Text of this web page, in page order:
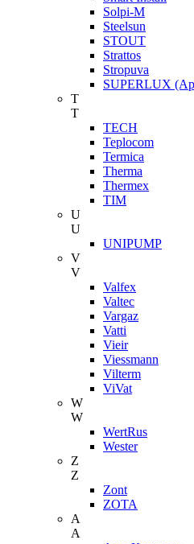
Solpi-M
Steelsun
STOUT
Strattos
Stropuva
SUPERLUX
T
T
TECH
Teplocom
Termica
Therma
Thermex
TIM
U
U
UNIPUMP
V
V
Valfex
Valtec
Vargaz
Vatti
Vieir
Viessmann
Vilterm
ViVat
W
W
WertRus
Wester
Z
Z
Zont
ZOTA
А
А